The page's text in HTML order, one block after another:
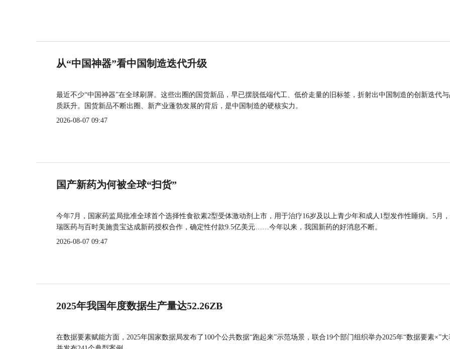
从“中国神器”看中国制造迭代升级
最近不少“中国神器”在全球刷屏。这些出圈的国货新品，早已摆脱低端代工、低价走量的旧标签，折射出中国制造的创新迭代
质跃升。国货新品不断出圈、新产业蓬勃发展的背后，是中国制造的硬核实力。
2026-08-07 09:47
国产新药为何被全球“扫货”
今年7月，国家药监局批准全球首个选择性食欲素2型受体激动剂上市，用于治疗16岁及以上青少年和成人1型发作性睡病。5月
瑞医药与百时美施贵宝达成新药授权合作，确定性付款9.5亿美元……今年以来，我国新药的好消息不断。
2026-08-07 09:47
2025年我国年度数据生产量达52.26ZB
在数据要素赋能方面，2025年国家数据局发布了100个公共数据“跑起来”示范场景，联合19个部门组织举办2025年“数据要素×”大